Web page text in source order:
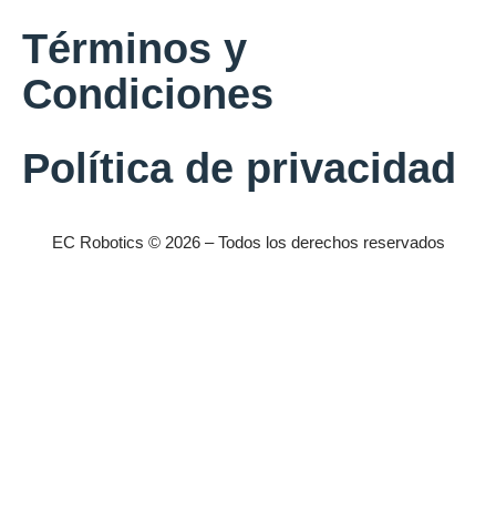
Términos y
Condiciones
Política de privacidad
EC Robotics © 2026 – Todos los derechos reservados